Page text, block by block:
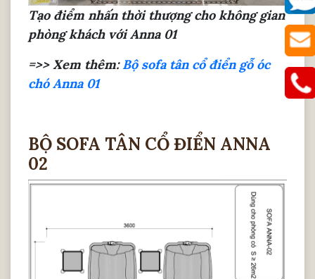
Tạo điểm nhấn thời thượng cho không gian
phòng khách với Anna 01
=>> Xem thêm:Bộ sofa tân cổ điển gỗ óc
chó Anna 01
BỘ SOFA TÂN CỔ ĐIỂN ANNA
02